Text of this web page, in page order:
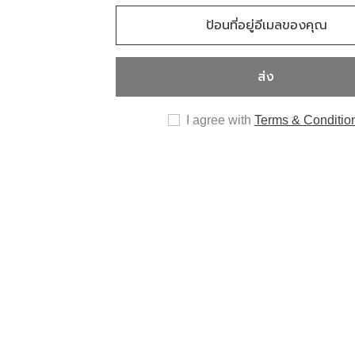
ส่ง
I agree with Terms &